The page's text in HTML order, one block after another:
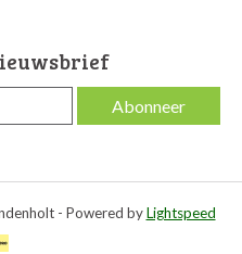
Abonneer
- Powered byLightspeed